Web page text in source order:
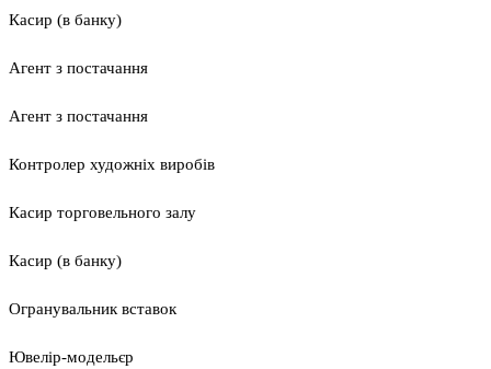
Касир (в банку)
Агент з постачання
Агент з постачання
Контролер художніх виробів
Касир торговельного залу
Касир (в банку)
Огранувальник вставок
Ювелір-модельєр